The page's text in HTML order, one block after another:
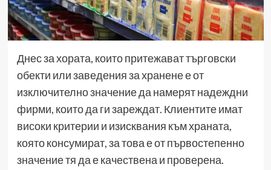
Днес за хората, които притежават търговски
обекти или заведения за хранене е от
изключително значение да намерят надеждни
фирми, които да ги зареждат. Клиентите имат
високи критерии и изисквания към храната,
която консумират, за това е от първостепенно
значение тя да е качествена и проверена.